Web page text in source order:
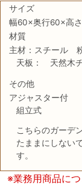
サイズ
幅60×奥行60×高
材質
主材：スチール
天板： 天然木
その他
アジャスター付
組立式
こちらのガーデ
たままにしない
す。
※業務用商品に